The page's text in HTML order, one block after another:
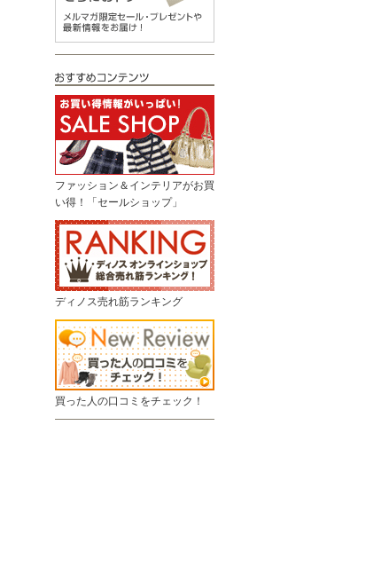
ファッション＆インテリアがお買
い得！「セールショップ」
ディノス売れ筋ランキング
買った人の口コミをチェック！